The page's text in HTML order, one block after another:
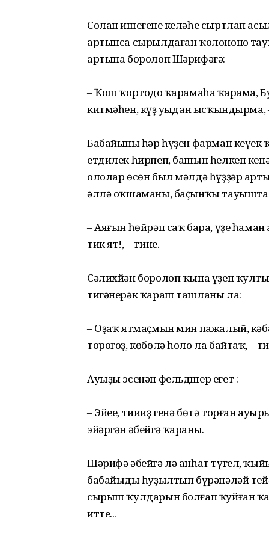
Солан ишегенең келәһе сыртлап
артынса сырылдаған ҡолононоң
артына боролоп Шәрифәгә:
– Ҡош ҡортоңдо ҡарамаһаң
китмәһен, күҙ уңыңдан ысҡындырма,
Бабайының һәр һүҙен фарман
етдилек һирпеп, башын һелкеп
ололар өсөн был мәлдә һүҙҙәр
әллә оҡшаманы, баҫынҡы тауышта
– Аяғын һөйрәп саҡ бара, үҙе һаман
тик ят!, – тине.
Сәлихйән боролоп ҡына үҙен
тигәнерәк ҡараш ташланы ла:
– Оҙаҡ ятмаҫмын мин пажалый,
тороғоҙ, көбөлә һоло ла байтаҡ, –
Ауыҙы эсенән фельдшер егет :
– Эйее, тиииҙ генә бөтә торған
эйәргән әбейгә ҡараны.
Шәрифә әбейгә лә анһат түгел,
бабайыңды һуҙылтып бүрәнәләй
сырыш ҡулдарын болғап ҡуйған
итте...